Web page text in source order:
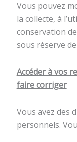
Vous pouvez
la collecte, à
conservation
sous réserve
Accéder à vos
faire corriger
Vous avez des
personnels.